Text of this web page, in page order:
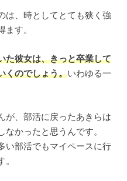
は、時としてとても狭く強
ます。
た彼女は、きっと卒業して
くのでしょう。いわゆる一
が、部活に戻ったあきらは
かったと思うんです。
い部活でもマイペースに行
。